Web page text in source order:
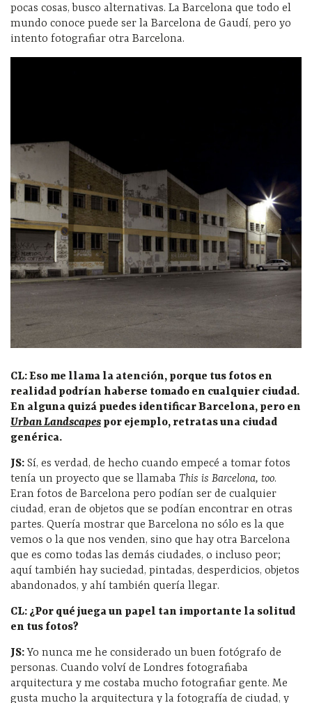
pocas cosas, busco alternativas. La Barcelona que todo el
mundo conoce puede ser la Barcelona de Gaudí, pero yo
intento fotografiar otra Barcelona.
CL: Eso me llama la atención, porque tus fotos en
realidad podrían haberse tomado en cualquier ciudad.
En alguna quizá puedes identificar Barcelona, pero en
Urban Landscapes por ejemplo, retratas una ciudad
genérica.
JS: Sí, es verdad, de hecho cuando empecé a tomar fotos
tenía un proyecto que se llamaba This is Barcelona, too.
Eran fotos de Barcelona pero podían ser de cualquier
ciudad, eran de objetos que se podían encontrar en otras
partes. Quería mostrar que Barcelona no sólo es la que
vemos o la que nos venden, sino que hay otra Barcelona
que es como todas las demás ciudades, o incluso peor;
aquí también hay suciedad, pintadas, desperdicios, objetos
abandonados, y ahí también quería llegar.
CL: ¿Por qué juega un papel tan importante la solitud
en tus fotos?
JS:Yo nunca me he considerado un buen fotógrafo de
personas. Cuando volví de Londres fotografiaba
arquitectura y me costaba mucho fotografiar gente. Me
gusta mucho la arquitectura y la fotografía de ciudad, y